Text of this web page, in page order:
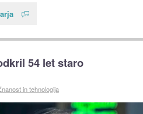
54 let staro
in tehnologija